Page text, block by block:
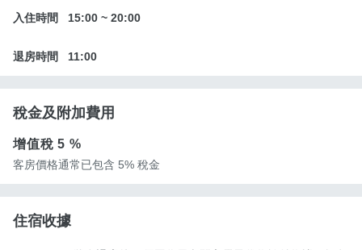
入住時間 15:00 ~ 20:00
退房時間 11:00
稅金及附加費用
增值稅5 %
客房價格通常已包含 5% 稅金
住宿收據